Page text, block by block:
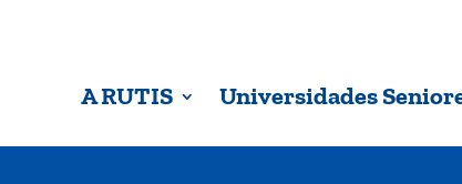
A RUTIS Universidades